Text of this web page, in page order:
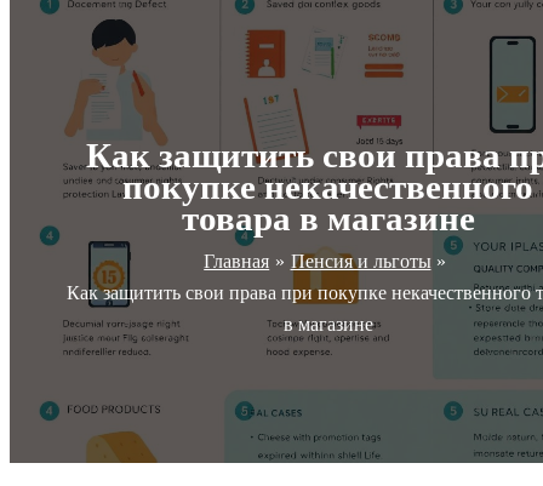
Как защитить свои права
покупке некачественного
товара в магазине
Главная
Пенсия и льготы
Как защитить свои права при покупке некачественного
в магазине